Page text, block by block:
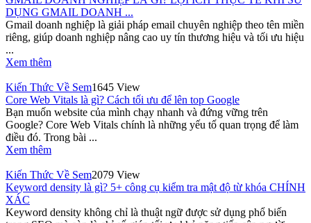
DỤNG GMAIL DOANH ...
Gmail doanh nghiệp là giải pháp email chuyên nghiệp theo tên miền
riêng, giúp doanh nghiệp nâng cao uy tín thương hiệu và tối ưu hiệu
...
Xem thêm
Kiến Thức Về Sem1645 View
Core Web Vitals là gì? Cách tối ưu để lên top Google
Bạn muốn website của mình chạy nhanh và đứng vững trên
Google? Core Web Vitals chính là những yếu tố quan trọng để làm
điều đó. Trong bài ...
Xem thêm
Kiến Thức Về Sem2079 View
Keyword density là gì? 5+ công cụ kiểm tra mật độ từ khóa CHÍNH
XÁC
Keyword density không chỉ là thuật ngữ được sử dụng phổ biến